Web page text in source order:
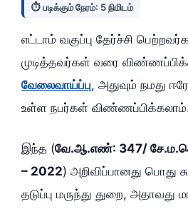
⏱️ படிக்கும் நேரம்: 5 நிமிடம்
எட்டாம் வகுப்பு தேர்ச்சி
முடித்தவர்கள் வரை
வேலைவாய்ப்பு, அதுவும் நமது
உள்ள நபர்கள்
இந்த (வே.ஆ.எண்: 347/
– 2022) அறிவிப்பானது பொது
தடுப்பு மருந்து துறை,